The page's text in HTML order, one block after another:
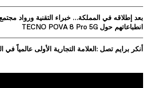
بعد إطلاقه في المملكة… خبراء التقنية ورواد
انطباعاتهم حول TECNO POVA 8 Pro 5G
أنكر برايم تصل :العلامة التجارية الأولى عالمياً